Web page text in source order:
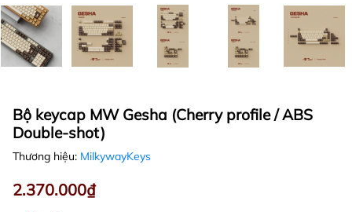
Bộ keycap MW Gesha (Cherry profile / ABS
Double-shot)
Thương hiệu: MilkywayKeys
2.370.000₫